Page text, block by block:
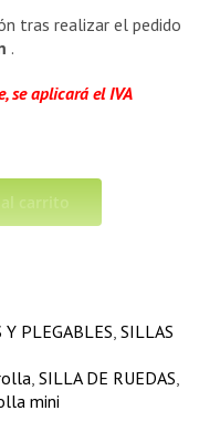
tras realizar el pedido
.
se aplicará el IVA
carrito
Y PLEGABLES, SILLAS
, SILLA DE RUEDAS,
mini